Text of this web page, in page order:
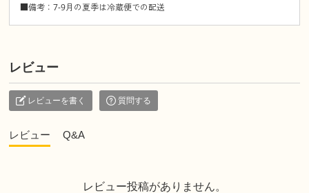
■備考：7-9月の夏季は冷蔵便での配送
レビュー
レビューを書く 質問する
レビュー Q&A
レビュー投稿がありません。